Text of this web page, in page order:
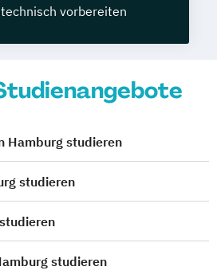
vorbereiten
Hamburg studieren
studieren
studieren